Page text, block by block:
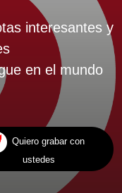
interesantes y
en el mundo
Quiero grabar con
ustedes